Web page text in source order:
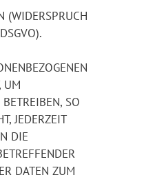
(WIDERSPRUCH
UM
SO
JEDERZEIT
DIE
DATEN ZUM